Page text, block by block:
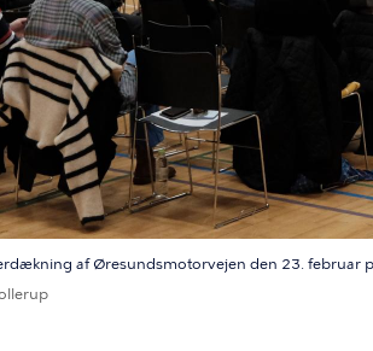
af Øresundsmotorvejen den 23. februar